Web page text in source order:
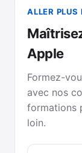
ALLER PLUS
Apple
Formez-
avec nos
formations
loin.